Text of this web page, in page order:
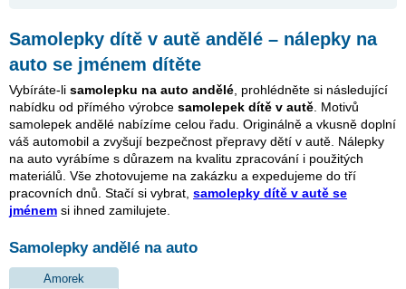
Samolepky dítě v autě andělé – nálepky na
auto se jménem dítěte
Vybíráte-li samolepku na auto andělé , prohlédněte si následující
nabídku od přímého výrobce samolepek dítě v autě . Motivů
samolepek andělé nabízíme celou řadu. Originálně a vkusně doplní
váš automobil a zvyšují bezpečnost přepravy dětí v autě. Nálepky
na auto vyrábíme s důrazem na kvalitu zpracování i použitých
materiálů. Vše zhotovujeme na zakázku a expedujeme do tří
pracovních dnů. Stačí si vybrat, samolepky dítě v autě se
jménem si ihned zamilujete.
Samolepky andělé na auto
Amorek